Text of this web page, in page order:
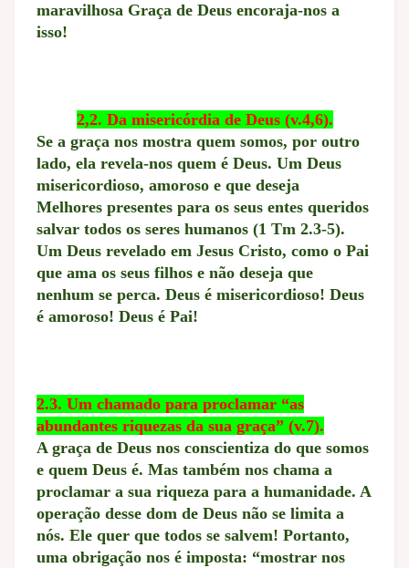
maravilhosa Graça de Deus encoraja-nos a
isso!
2,2. Da misericórdia de Deus (v.4,6).
Se a graça nos mostra quem somos, por outro
lado, ela revela-nos quem é Deus. Um Deus
misericordioso, amoroso e que deseja
Melhores presentes para os seus entes queridos
salvar todos os seres humanos (1 Tm 2.3-5).
Um Deus revelado em Jesus Cristo, como o Pai
que ama os seus filhos e não deseja que
nenhum se perca. Deus é misericordioso! Deus
é amoroso! Deus é Pai!
2.3. Um chamado para proclamar “as
abundantes riquezas da sua graça” (v.7).
A graça de Deus nos conscientiza do que somos
e quem Deus é. Mas também nos chama a
proclamar a sua riqueza para a humanidade. A
operação desse dom de Deus não se limita a
nós. Ele quer que todos se salvem! Portanto,
uma obrigação nos é imposta: “mostrar nos